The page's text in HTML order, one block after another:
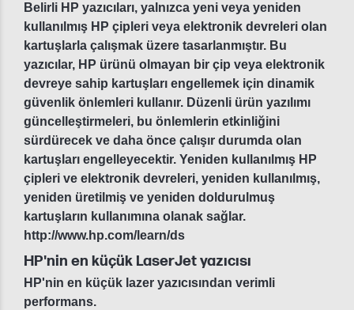
Belirli HP yazıcıları, yalnızca yeni veya yeniden
kullanılmış HP çipleri veya elektronik devreleri olan
kartuşlarla çalışmak üzere tasarlanmıştır. Bu
yazıcılar, HP ürünü olmayan bir çip veya elektronik
devreye sahip kartuşları engellemek için dinamik
güvenlik önlemleri kullanır. Düzenli ürün yazılımı
güncelleştirmeleri, bu önlemlerin etkinliğini
sürdürecek ve daha önce çalışır durumda olan
kartuşları engelleyecektir. Yeniden kullanılmış HP
çipleri ve elektronik devreleri, yeniden kullanılmış,
yeniden üretilmiş ve yeniden doldurulmuş
kartuşların kullanımına olanak sağlar.
http://www.hp.com/learn/ds
HP'nin en küçük LaserJet yazıcısı
HP'nin en küçük lazer yazıcısından verimli
performans.